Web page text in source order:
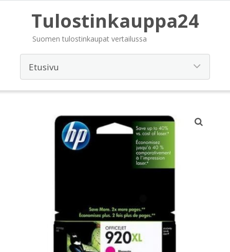
Tulostinkauppa24
Suomen tulostinkaupat vertailussa